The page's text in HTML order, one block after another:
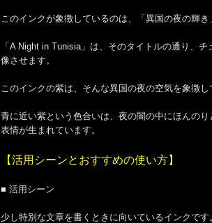
このインクが象徴しているのは、「異国の夜の輝き
「A Night in Tunisia」は、そのタイトルの通り、
像させます。
このインクの紫は、そんな異国の夜の空気を象徴
青に近い紫という色合いは、夜の闇の中にほんの
表情が生まれています。
【活用シーンとおすすめの使い方】
■ 活用シーン
少し特別な文章を書くときに向いているインクで